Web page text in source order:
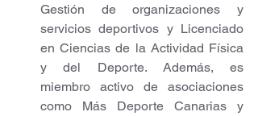
Gestión de organizaciones y
servicios deportivos y Licenciado
en Ciencias de la Actividad Física
y del Deporte. Además, es
miembro activo de asociaciones
como Más Deporte Canarias y